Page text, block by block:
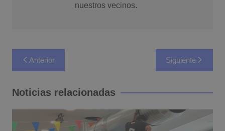
nuestros vecinos.
Navegación
de
entradas
Anterior Siguiente
Noticias relacionadas